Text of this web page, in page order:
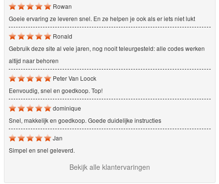
Rowan
Goeie ervaring ze leveren snel. En ze helpen je ook als er iets niet lukt
Ronald
Gebruik deze site al vele jaren, nog nooit teleurgesteld: alle codes werken
altijd naar behoren
Peter Van Loock
Eenvoudig, snel en goedkoop. Top!
dominique
Snel, makkelijk en goedkoop. Goede duidelijke instructies
Jan
Simpel en snel geleverd.
Bekijk alle klantervaringen